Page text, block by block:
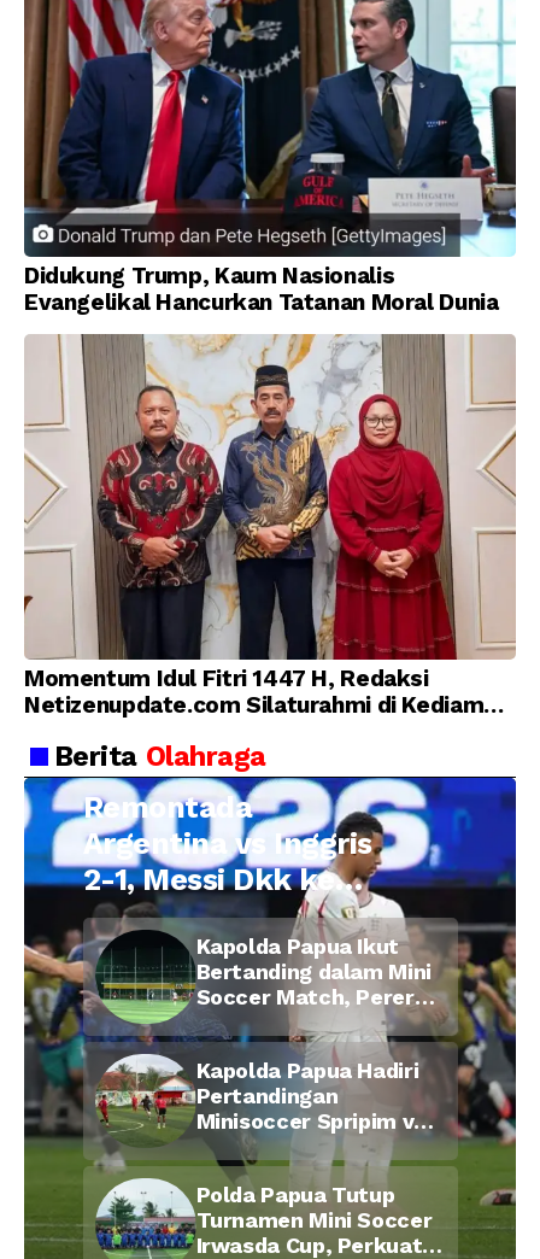
Didukung Trump, Kaum Nasionalis
Evangelikal Hancurkan Tatanan Moral Dunia
Momentum Idul Fitri 1447 H, Redaksi
Netizenupdate.com Silaturahmi di Kediaman
Berita Olahraga
Remontada
Argentina vs Inggris
2-1, Messi Dkk ke
Final Piala Dunia
2026
Kapolda Papua Ikut
Bertanding dalam Mini
Soccer Match, Pererat
Kebersamaan Personel
di Bulan Ramadan
Kapolda Papua Hadiri
Pertandingan
Minisoccer Spripim vs
Bid Propam, Pererat
Soliditas dan
Kebersamaan Personel
Polda Papua Tutup
Turnamen Mini Soccer
Irwasda Cup, Perkuat